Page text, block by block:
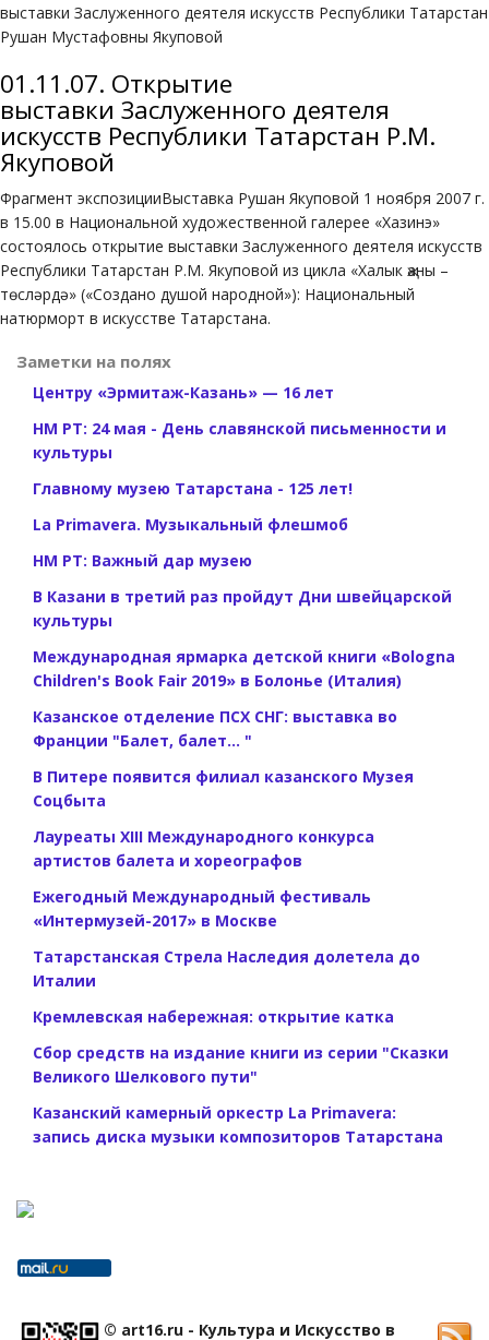
выставки Заслуженного деятеля искусств Республики Татарстан
Рушан Мустафовны Якуповой
01.11.07. Открытие
выставки Заслуженного деятеля
искусств Республики Татарстан Р.М.
Якуповой
Фрагмент экспозицииВыставка Рушан Якуповой 1 ноября 2007 г.
в 15.00 в Национальной художественной галерее «Хазинэ»
состоялось открытие выставки Заслуженного деятеля искусств
Республики Татарстан Р.М. Якуповой из цикла «Халык җаны –
төсләрдә» («Создано душой народной»): Национальный
натюрморт в искусстве Татарстана.
Заметки на полях
Центру «Эрмитаж-Казань» — 16 лет
НМ РТ: 24 мая - День славянской письменности и
культуры
Главному музею Татарстана - 125 лет!
La Primavera. Музыкальный флешмоб
НМ РТ: Важный дар музею
В Казани в третий раз пройдут Дни швейцарской
культуры
Международная ярмарка детской книги «Bologna
Children's Book Fair 2019» в Болонье (Италия)
Казанское отделение ПСХ СНГ: выставка во
Франции "Балет, балет... "
В Питере появится филиал казанского Музея
Соцбыта
Лауреаты XIII Международного конкурса
артистов балета и хореографов
Ежегодный Международный фестиваль
«Интермузей-2017» в Москве
Татарстанская Стрела Наследия долетела до
Италии
Кремлевская набережная: открытие катка
Сбор средств на издание книги из серии "Сказки
Великого Шелкового пути"
Казанский камерный оркестр La Primavera:
запись диска музыки композиторов Татарстана
© art16.ru - Культура и Искусство в